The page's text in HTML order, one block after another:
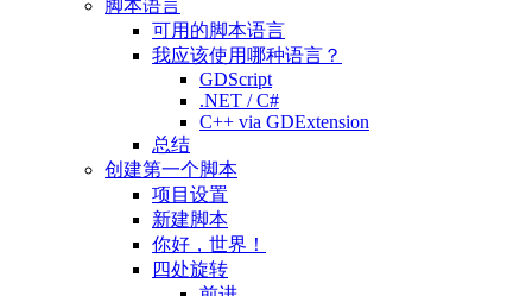
脚本语言
可用的脚本语言
我应该使用哪种语言？
GDScript
.NET / C#
C++ via GDExtension
总结
创建第一个脚本
项目设置
新建脚本
你好，世界！
四处旋转